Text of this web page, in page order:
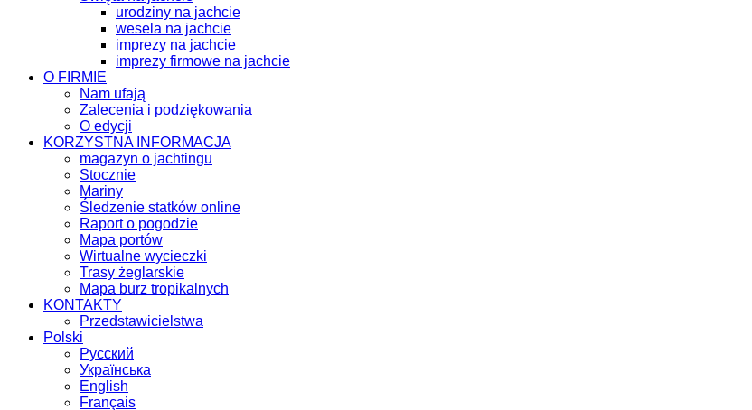
urodziny na jachcie
wesela na jachcie
imprezy na jachcie
imprezy firmowe na jachcie
O FIRMIE
Nam ufają
Zalecenia i podziękowania
O edycji
KORZYSTNA INFORMACJA
magazyn o jachtingu
Stocznie
Mariny
Śledzenie statków online
Raport o pogodzie
Mapa portów
Wirtualne wycieczki
Trasy żeglarskie
Mapa burz tropikalnych
KONTAKTY
Przedstawicielstwa
Polski
Русский
Українська
English
Français